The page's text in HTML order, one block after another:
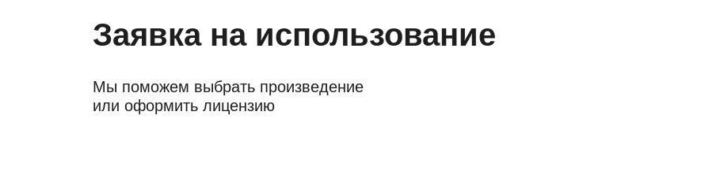
Заявка на использование
Мы поможем выбрать произведение
или оформить лицензию